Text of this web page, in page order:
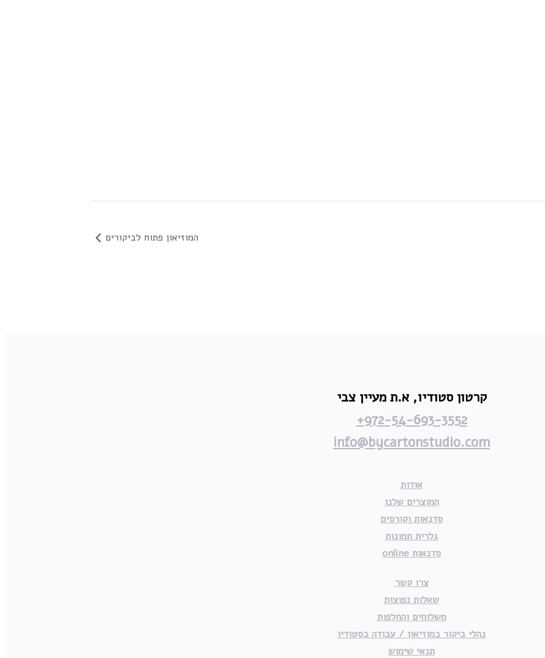
המוזיאון פתוח לביקורים
קרטון סטודיו,א.ת מעיין צבי
972-54-693-3552+
info@bycartonstudio.com
אודות
המוצרים שלנו
סדנאות וקורסים
גלרית תמונות
סדנאות online
צרו קשר
שאלות נפוצות
משלוחים והחלפות
נהלי ביקור במוזיאון / עבודה בסטודיו
תנאי שימוש